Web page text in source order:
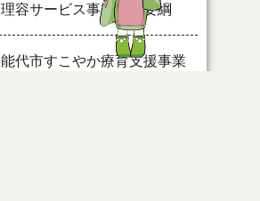
理容サービス事業実施要綱
能代市すこやか療育支援事業